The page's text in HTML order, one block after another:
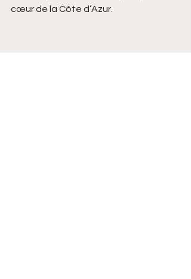
cœur de la Côte d’Azur.